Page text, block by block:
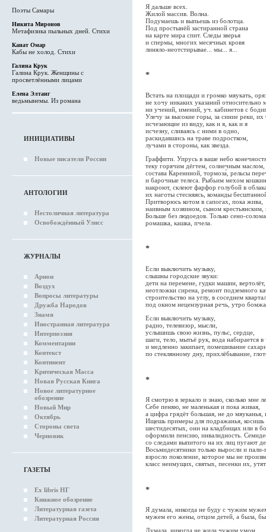
Поэты Самары
Никита Миронов
Метафизика пыльных дней. Стихи
Канат Омар
Кабы не холод. Стихи
Галина Крук
Галина Крук. Женщины с
просветлёнными лицами
Елена Элтанг
ведьмынемы. Из романа
ИНИЦИАТИВЫ
Новые писатели России
АНТОЛОГИИ
Нестоличная литература
Освобождённый Улисс
ЖУРНАЛЫ
Арион
Воздух
Вопросы литературы
Дружба Народов
Знамя
Иностранная литература
Интерпоэзия
Комментарии
Контекст
Континент
Критическая Масса
Новая Русская Книга
Новое литературное
обозрение
Новый Мир
Октябрь
Стороны света
Черновик
ГАЗЕТЫ
Ex libris НГ
Книжное обозрение
Литературная газета
Литературная Россия
Я дальше всех.
Жилой массив. Волна.
Подумаешь и выпьешь из болотца.
Под простынёй застиранной страна
на карте мира спит. Следы зверья
и спермы, многих месячных кровя
линяло-неотстирывае... мы... я...
*
Встать на площади и громко мяукать, оря:
не хочу никаких указаний относительно
ни учений, имений, уч. кабинетов с
Улечу за высокие горы, за синие реки, их
исчезающие из виду, как и я, как и я
исчезну, сливаясь с ними в одно,
раскидавшись на траве подростком,
лучами в стороны, как звезда.
Граффити. Упрусь в ваше небо
теку горячим дёгтем, солнечным маслом,
состава Карениной, тормоза́, рельсы
и барочные телеса. Рыбьим мехом
накроют, склеют фарфор голубой в
их наготы стесняясь, команды
Притворюсь котом в сапогах, пока жива,
наивным хозяином, сыном
Больше без людоедов. Только сено-
ромашка, кашка, пчела.
*
Если выключить музыку,
слышны городские звуки:
дети на перемене, гудки машин, вертолёт,
неотложки сирена, ремонт подземного
строительство на углу, в соседнем
под окном нецензурная речь, утро
Если выключить музыку,
радио, телевизор, мысли,
услышишь свою жизнь, пульс, сердце,
шаги, тело, мытьё рук, вода набирается в
и медленно закипает, помешивание
по стеклянному дну, прихлёбывание,
*
Я смотрю в зеркало и знаю, сколько мне
Себе пеняю, не маленькая и пока живая,
а цифра грядёт большая, не до мяуканья,
Ищешь примеры для подражанья, косишь
шестидесятых, они на кладбищах или в
оформили пенсию, инвалидность.
со следами выпитого на их лиц пугают
Восьмидесятники только выросли и
взросло поколение, которое мы не
класс неимущих, святых, песенки их,
*
Я думала, никогда не буду с чужим
мужем его жены, отцом детей, а была,
Думала, никогда не жила чужим умом,